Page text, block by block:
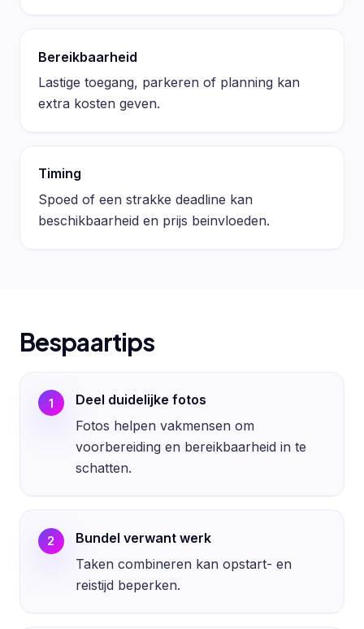
Bereikbaarheid
Lastige toegang, parkeren of planning kan
extra kosten geven.
Timing
Spoed of een strakke deadline kan
beschikbaarheid en prijs beinvloeden.
Bespaartips
1
Deel duidelijke fotos
Fotos helpen vakmensen om
voorbereiding en bereikbaarheid in te
schatten.
2
Bundel verwant werk
Taken combineren kan opstart- en
reistijd beperken.